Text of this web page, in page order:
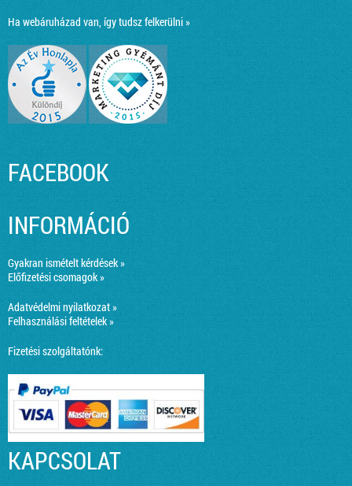
Ha webáruházad van, így tudsz felkerülni »
FACEBOOK
INFORMÁCIÓ
Gyakran ismételt kérdések »
Előfizetési csomagok »
Adatvédelmi nyilatkozat »
Felhasználási feltételek »
Fizetési szolgáltatónk:
KAPCSOLAT